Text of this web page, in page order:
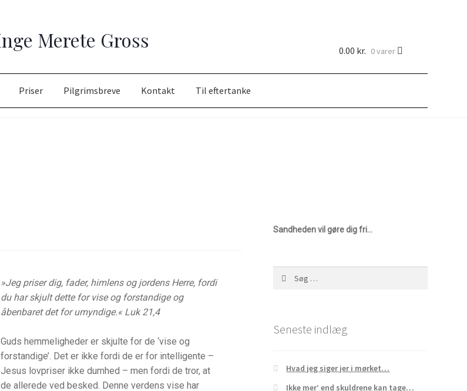
Priser Pilgrimsbreve Kontakt Til eftertanke
0.00 kr. 0 varer
»Jeg priser dig, fader, himlens og jordens Herre, fordi
du har skjult dette for vise og forstandige og
åbenbaret det for umyndige.« Luk 21,4
Guds hemmeligheder er skjulte for de ‘vise og
forstandige’. Det er ikke fordi de er for intelligente –
Jesus lovpriser ikke dumhed – men fordi de tror, at
de allerede ved besked. Denne verdens vise har
Sandheden vil gøre dig fri…
Seneste indlæg
Hvad jeg siger jer i mørket…
Ikke mer’ end skuldrene kan tage…